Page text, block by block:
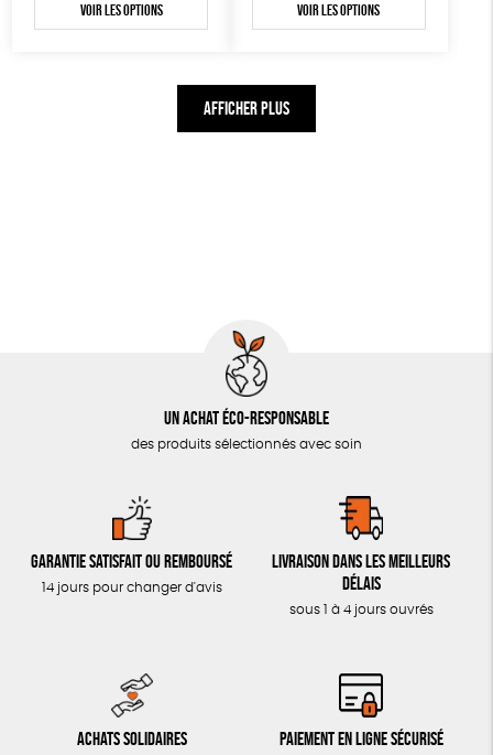
Voir les options Voir les options
AFFICHER PLUS
Un achat éco-responsable
des produits sélectionnés avec soin
Garantie satisfait ou remboursé
14 jours pour changer d'avis
Livraison dans les meilleurs
délais
sous 1 à 4 jours ouvrés
Achats solidaires Paiement en ligne sécurisé